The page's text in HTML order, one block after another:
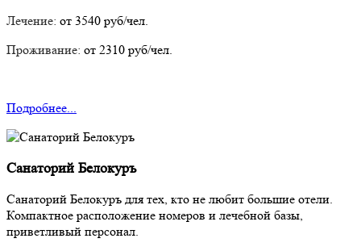
Лечение: от 3540 руб/чел.
Проживание: от 2310 руб/чел.
Подробнее...
Санаторий Белокуръ
Санаторий Белокуръ для тех, кто не любит большие отели.
Компактное расположение номеров и лечебной базы,
приветливый персонал.